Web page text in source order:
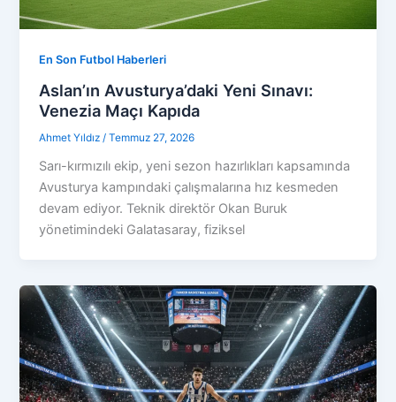
En Son Futbol Haberleri
Aslan’ın Avusturya’daki Yeni Sınavı:
Venezia Maçı Kapıda
Ahmet Yıldız /Temmuz 27, 2026
Sarı-kırmızılı ekip, yeni sezon hazırlıkları kapsamında
Avusturya kampındaki çalışmalarına hız kesmeden
devam ediyor. Teknik direktör Okan Buruk
yönetimindeki Galatasaray, fiziksel